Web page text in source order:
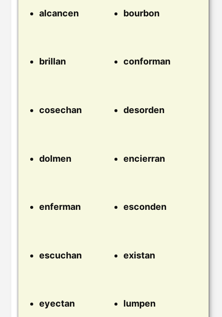
alcancen bourbon
brillan conforman
cosechan desorden
dolmen encierran
enferman esconden
escuchan existan
eyectan lumpen